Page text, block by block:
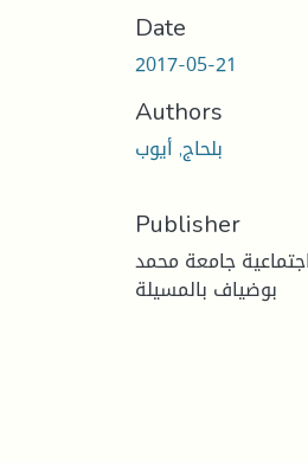
Date
2017-05-21
Authors
بلحاج, أيوب
Publisher
جامعة محمد
بوضياف بالمسيلة